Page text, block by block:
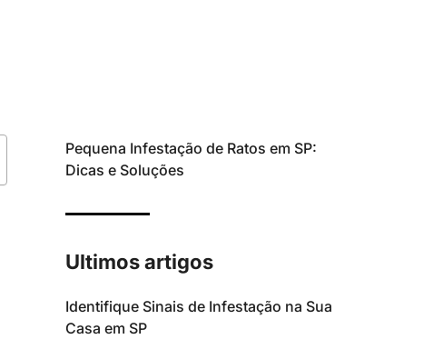
Pequena Infestação de Ratos em SP:
Dicas e Soluções
Ultimos artigos
Identifique Sinais de Infestação na Sua
Casa em SP